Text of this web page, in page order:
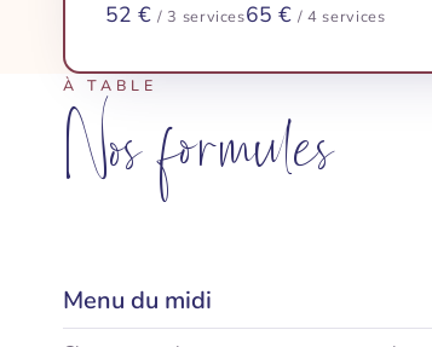
52 €/ 3 services65 € / 4 services
À TABLE
Nos formules
Menu du midi